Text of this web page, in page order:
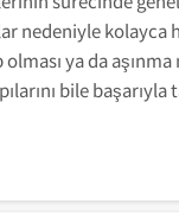
nedeniyle
ya da
bile